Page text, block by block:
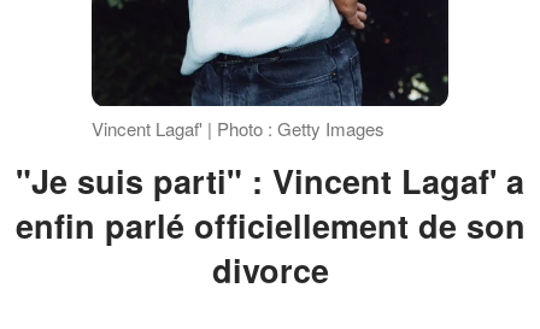
Vincent Lagaf' | Photo : Getty Images
"Je suis parti" : Vincent Lagaf' a
enfin parlé officiellement de son
divorce